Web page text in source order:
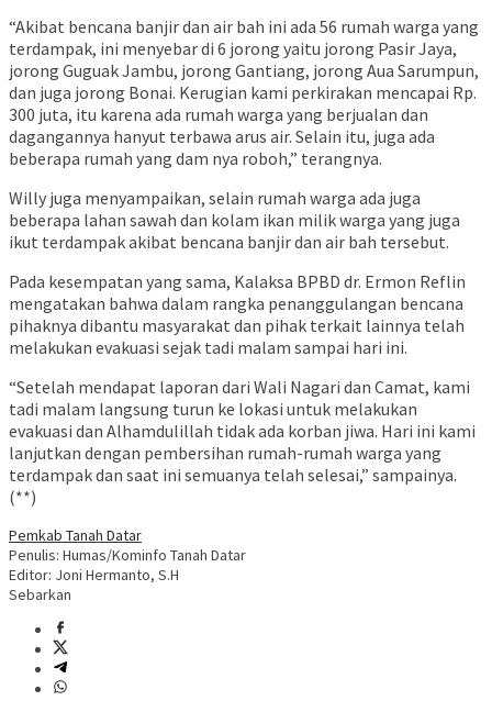
“Akibat bencana banjir dan air bah ini ada 56 rumah warga yang
terdampak, ini menyebar di 6 jorong yaitu jorong Pasir Jaya,
jorong Guguak Jambu, jorong Gantiang, jorong Aua Sarumpun,
dan juga jorong Bonai. Kerugian kami perkirakan mencapai Rp.
300 juta, itu karena ada rumah warga yang berjualan dan
dagangannya hanyut terbawa arus air. Selain itu, juga ada
beberapa rumah yang dam nya roboh,” terangnya.
Willy juga menyampaikan, selain rumah warga ada juga
beberapa lahan sawah dan kolam ikan milik warga yang juga
ikut terdampak akibat bencana banjir dan air bah tersebut.
Pada kesempatan yang sama, Kalaksa BPBD dr. Ermon Reflin
mengatakan bahwa dalam rangka penanggulangan bencana
pihaknya dibantu masyarakat dan pihak terkait lainnya telah
melakukan evakuasi sejak tadi malam sampai hari ini.
“Setelah mendapat laporan dari Wali Nagari dan Camat, kami
tadi malam langsung turun ke lokasi untuk melakukan
evakuasi dan Alhamdulillah tidak ada korban jiwa. Hari ini kami
lanjutkan dengan pembersihan rumah-rumah warga yang
terdampak dan saat ini semuanya telah selesai,” sampainya.
(**)
Pemkab Tanah Datar
Penulis: Humas/Kominfo Tanah Datar
Editor: Joni Hermanto, S.H
Sebarkan